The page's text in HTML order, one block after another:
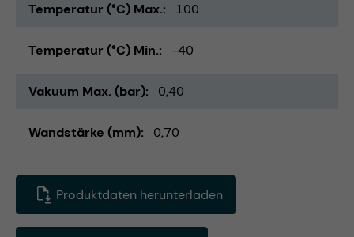
Temperatur (°C) Max. 100
Temperatur (°C) Min. -40
Vakuum Max. (bar) 0,40
Wandstärke (mm) 0,70
Produktdaten herunterladen